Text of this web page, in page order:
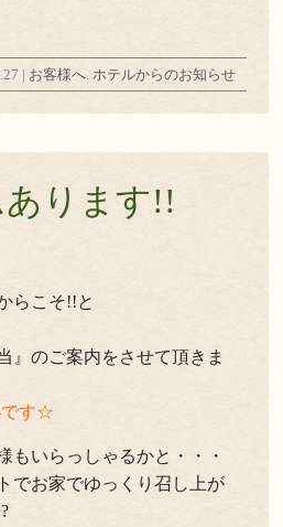
| お客様へ. ホテルからのお知らせ
ります!!
らこそ!!と
』のご案内をさせて頂きま
です☆
もいらっしゃるかと・・・
でお家でゆっくり召し上が